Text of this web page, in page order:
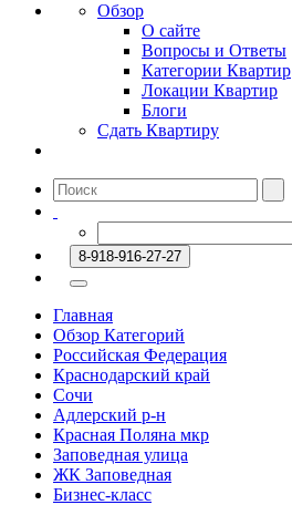
Обзор
О сайте
Вопросы и Ответы
Категории Квартир
Локации Квартир
Блоги
Сдать Квартиру
8-918-916-27-27
Главная
Обзор Категорий
Российская Федерация
Краснодарский край
Сочи
Адлерский р-н
Красная Поляна мкр
Заповедная улица
ЖК Заповедная
Бизнес-класс